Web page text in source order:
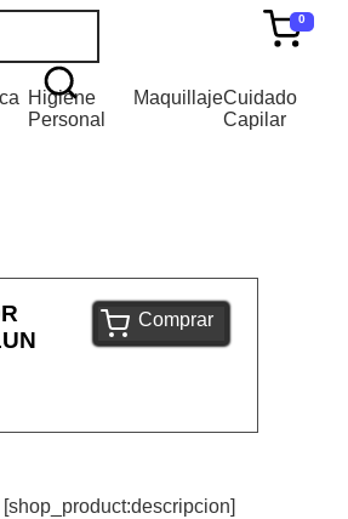
0
Higiene
Personal
MaquillajeCuidado
Capilar
Comprar
[shop_product:descripcion]